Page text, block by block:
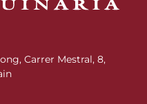
Carrer Mestral, 8,